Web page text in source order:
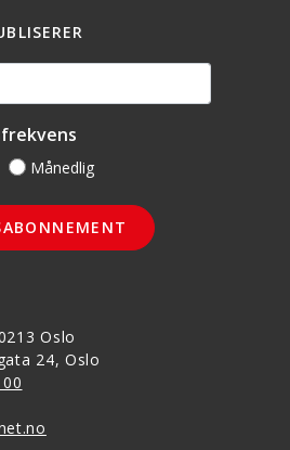
Oslo
24, Oslo
Månedlig